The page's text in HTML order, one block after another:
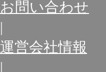
お問い合わせ
|
運営会社情報
|